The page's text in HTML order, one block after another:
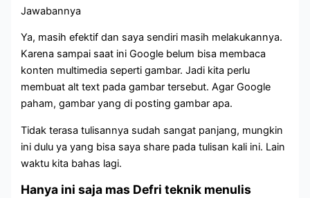
Jawabannya
Ya, masih efektif dan saya sendiri masih melakukannya.
Karena sampai saat ini Google belum bisa membaca
konten multimedia seperti gambar. Jadi kita perlu
membuat alt text pada gambar tersebut. Agar Google
paham, gambar yang di posting gambar apa.
Tidak terasa tulisannya sudah sangat panjang, mungkin
ini dulu ya yang bisa saya share pada tulisan kali ini. Lain
waktu kita bahas lagi.
Hanya ini saja mas Defri teknik menulis